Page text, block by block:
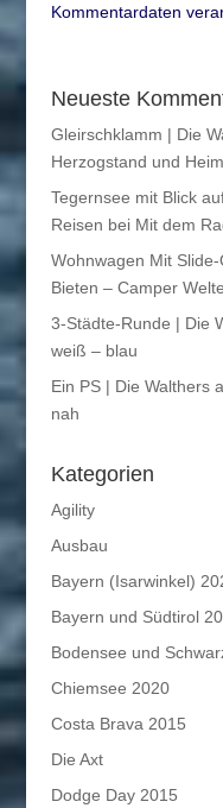
Kommentardaten
Neueste
Gleirschklamm | Die
Herzogstand und
Tegernsee mit Blick
Reisen bei Mit dem
Wohnwagen Mit
Bieten – Camper
3-Städte-Runde | Die
weiß – blau
Ein PS | Die Walthers
nah
Kategorien
Agility
Ausbau
Bayern (Isarwinkel)
Bayern und Südtirol
Bodensee und
Chiemsee 2020
Costa Brava 2015
Die Axt
Dodge Day 2015